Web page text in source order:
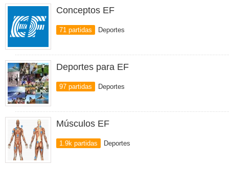
Conceptos EF
71 partidas Deportes
Deportes para EF
97 partidas Deportes
Músculos EF
1.9k partidas Deportes